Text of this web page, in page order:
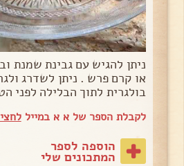
ניתן להגיש עם גבינת שמנת
או קרם פרש . ניתן לשדרג
בולגרית לתוך הבלילה לפני
לקבלת הספר של א א במייל
הוספה לספר
המתכונים שלי